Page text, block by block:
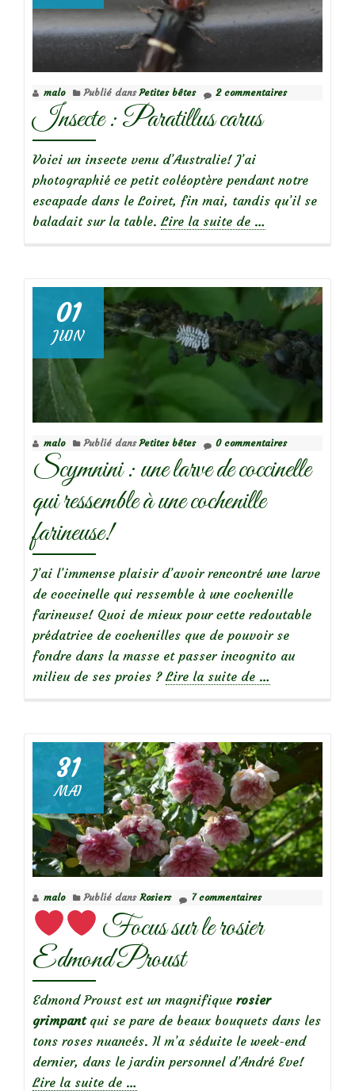
le
rosier
Albertine
malo Publié dansPetites bêtes 2 commentaires
Insecte : Paratillus carus
Voici un insecte venu d’Australie! J’ai
photographié ce petit coléoptère pendant notre
escapade dans le Loiret, fin mai, tandis qu’il se
baladait sur la table. Lire la suite de à
Paratillus
carus
…
01
JUIN
malo Publié dansPetites bêtes 0 commentaires
Scymnini : une larve de coccinelle
qui ressemble à une cochenille
farineuse!
J’ai l’immense plaisir d’avoir rencontré une larve
de coccinelle qui ressemble à une cochenille
farineuse! Quoi de mieux pour cette redoutable
prédatrice de cochenilles que de pouvoir se
fondre dans la masse et passer incognito au
milieu de ses proies ? Lire la suite de
une
larve
de
coccinelle
qui
ressemble
à
une
cochenille
…
31
MAI
malo Publié dans Rosiers 7 commentaires
Focus sur le rosier
Edmond Proust
Edmond Proust est un magnifique rosier
grimpantqui se pare de beaux bouquets dans les
tons roses nuancés. Il m’a séduite le week-end
dernier, dans le jardin personnel d’André Eve!
Lire la suite de …